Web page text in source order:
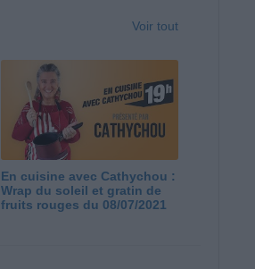
Voir tout
En cuisine avec Cathychou :
Wrap du soleil et gratin de
fruits rouges du 08/07/2021